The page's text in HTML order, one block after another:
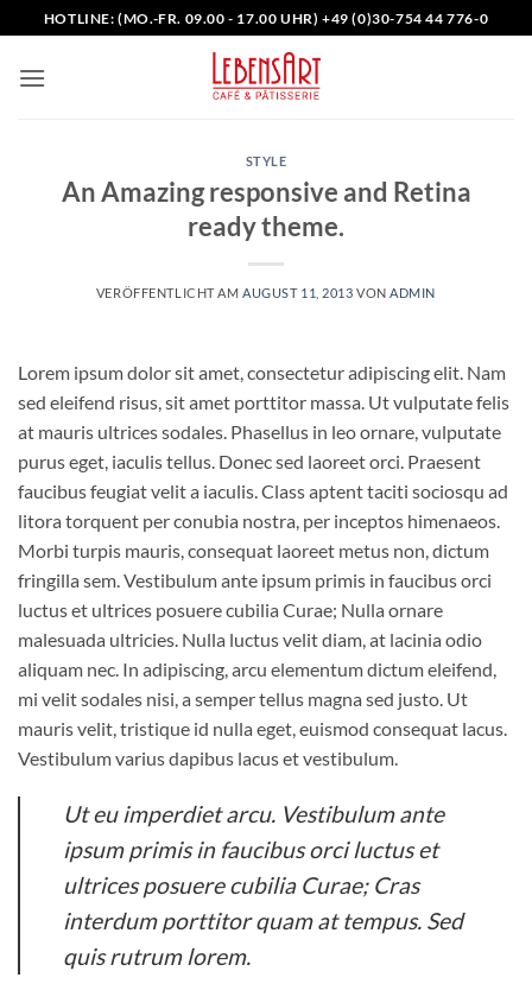
Inhalt
springen
HOTLINE: (MO.-FR. 09.00 - 17.00 UHR) +49 (0)30-754 44 776-0
STYLE
An Amazing responsive and Retina
ready theme.
VERÖFFENTLICHT AM AUGUST 11, 2013 VON ADMIN
Lorem ipsum dolor sit amet, consectetur adipiscing elit. Nam
sed eleifend risus, sit amet porttitor massa. Ut vulputate felis
at mauris ultrices sodales. Phasellus in leo ornare, vulputate
purus eget, iaculis tellus. Donec sed laoreet orci. Praesent
faucibus feugiat velit a iaculis. Class aptent taciti sociosqu ad
litora torquent per conubia nostra, per inceptos himenaeos.
Morbi turpis mauris, consequat laoreet metus non, dictum
fringilla sem. Vestibulum ante ipsum primis in faucibus orci
luctus et ultrices posuere cubilia Curae; Nulla ornare
malesuada ultricies. Nulla luctus velit diam, at lacinia odio
aliquam nec. In adipiscing, arcu elementum dictum eleifend,
mi velit sodales nisi, a semper tellus magna sed justo. Ut
mauris velit, tristique id nulla eget, euismod consequat lacus.
Vestibulum varius dapibus lacus et vestibulum.
Ut eu imperdiet arcu. Vestibulum ante
ipsum primis in faucibus orci luctus et
ultrices posuere cubilia Curae; Cras
interdum porttitor quam at tempus. Sed
quis rutrum lorem.